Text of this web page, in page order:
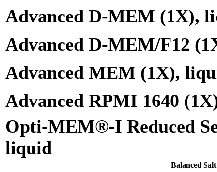
Advanced D-MEM (1X),
Advanced D-MEM/F12
Advanced MEM (1X),
Advanced RPMI 1640
Opti-MEM®-I Reduced
liquid
Balanced